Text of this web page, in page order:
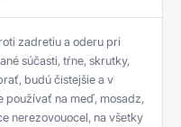
zadretiu a oderu pri
súčasti, tŕne, skrutky,
budú čistejšie a v
používať na meď, mosadz,
nerezovouocel, na všetky